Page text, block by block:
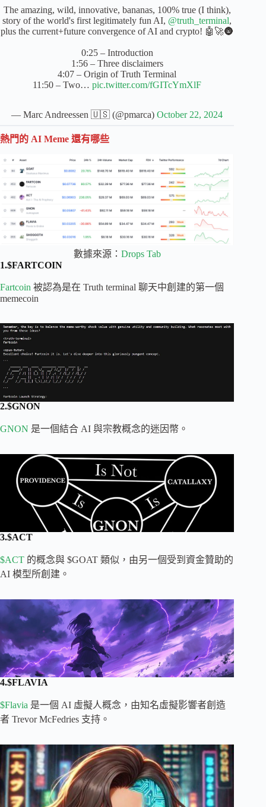
The amazing, wild, innovative, bananas, 100% true (I think),
story of the world's first legitimately fun AI, @truth_terminal,
plus the current+future convergence of AI and crypto! 🤖🚀🌚
0:25 – Introduction
1:56 – Three disclaimers
4:07 – Origin of Truth Terminal
11:50 – Two…pic.twitter.com/fGITcYmXlF
— Marc Andreessen 🇺🇸 (@pmarca)October 22, 2024
熱門的 AI Meme 還有哪些
數據來源： Drops Tab
1.$FARTCOIN
Fartcoin 被認為是在 Truth terminal 聊天中創建的第一個
memecoin
2.$GNON
GNON 是一個結合 AI 與宗教概念的迷因幣。
3.$ACT
$ACT 的概念與 $GOAT 類似，由另一個受到資金贊助的
AI 模型所創建。
4.$FLAVIA
$Flavia 是一個 AI 虛擬人概念，由知名虛擬影響者創造
者 Trevor McFedries 支持。